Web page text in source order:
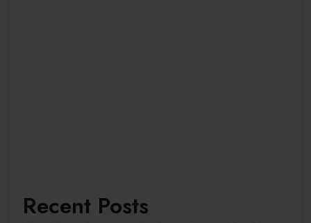
Recent Posts